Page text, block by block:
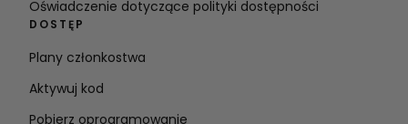
Oświadczenie dotyczące polityki dostępności
DOSTĘP
Plany członkostwa
Aktywuj kod
Pobierz oprogramowanie